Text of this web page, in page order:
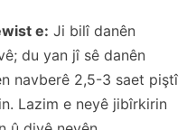
e: Ji bilî danên
du yan jî sê danên
navberê 2,5-3 saet piştî
Lazim e neyê jibîrkirin